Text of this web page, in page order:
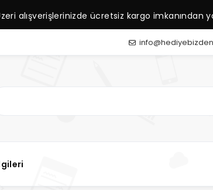
alışverişlerinizde ücretsiz kargo imkanından